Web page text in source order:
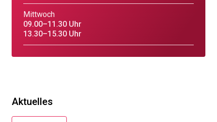
Mittwoch
09.00–11.30 Uhr
13.30–15.30 Uhr
Aktuelles